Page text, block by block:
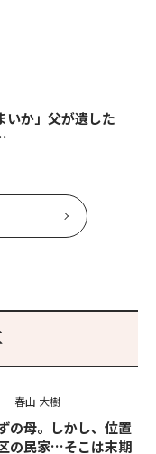
いか」父が遺した
春山 大樹
の母。しかし、位置
の民家…そこは末期